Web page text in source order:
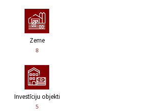
Zeme
8
Investīciju objekti
5